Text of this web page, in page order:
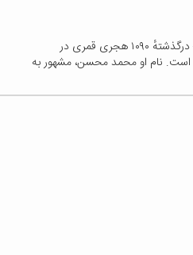
محمد بن مرتضی معروف به ملا محسن فیض کاشانی (زادهٔ ۱۰۰۷ در کاشان – درگذشتهٔ ۱۰۹۰ هجری قمری در
است. نام او محمد محسن، مشهور به